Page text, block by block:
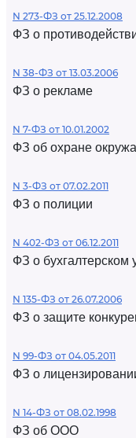
N 273-ФЗ от 25.12.2008
ФЗ о
N 38-ФЗ от 13.03.2006
ФЗ о рекламе
N 7-ФЗ от 10.01.2002
ФЗ об охране
N 3-ФЗ от 07.02.2011
ФЗ о полиции
N 402-ФЗ от 06.12.2011
ФЗ о бухгалтерском
N 135-ФЗ от 26.07.2006
ФЗ о защите
N 99-ФЗ от 04.05.2011
ФЗ о
N 14-ФЗ от 08.02.1998
ФЗ об ООО